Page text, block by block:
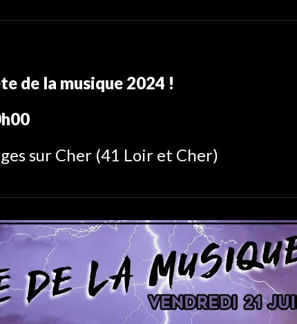
de la musique2024 !
sur Cher(41 Loir et Cher)